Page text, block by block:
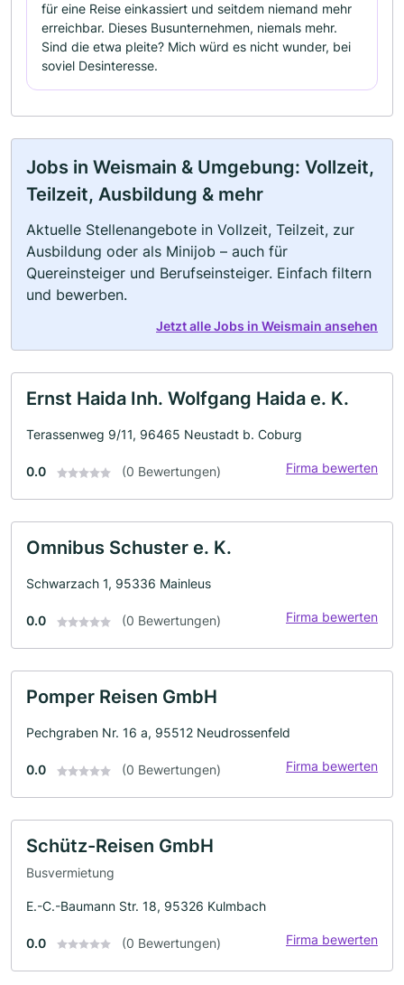
für eine Reise einkassiert und seitdem niemand mehr
erreichbar. Dieses Busunternehmen, niemals mehr.
Sind die etwa pleite? Mich würd es nicht wunder, bei
soviel Desinteresse.
Jobs in Weismain & Umgebung: Vollzeit,
Teilzeit, Ausbildung & mehr
Aktuelle Stellenangebote in Vollzeit, Teilzeit, zur
Ausbildung oder als Minijob – auch für
Quereinsteiger und Berufseinsteiger. Einfach filtern
und bewerben.
Jetzt alle Jobs in Weismain ansehen
Ernst Haida Inh. Wolfgang Haida e. K.
Terassenweg 9/11, 96465 Neustadt b. Coburg
0.0 (0 Bewertungen) Firma bewerten
Omnibus Schuster e. K.
Schwarzach 1, 95336 Mainleus
0.0 (0 Bewertungen) Firma bewerten
Pomper Reisen GmbH
Pechgraben Nr. 16 a, 95512 Neudrossenfeld
0.0 (0 Bewertungen) Firma bewerten
Schütz-Reisen GmbH
Busvermietung
E.-C.-Baumann Str. 18, 95326 Kulmbach
0.0 (0 Bewertungen) Firma bewerten